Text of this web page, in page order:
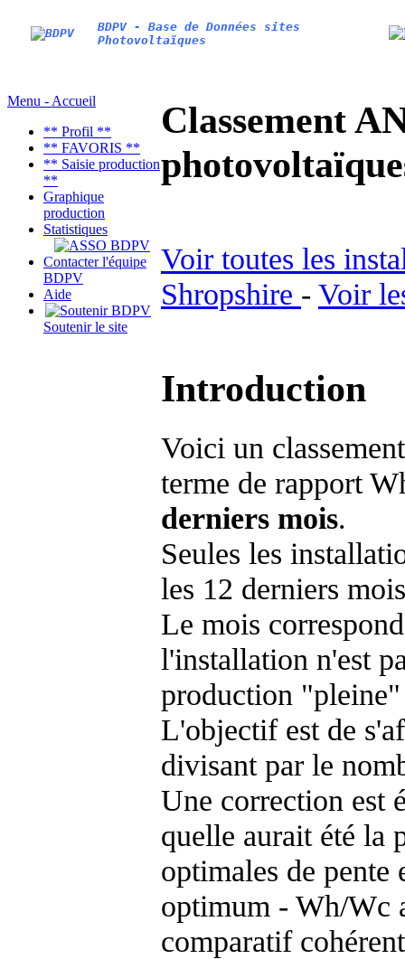
BDPV - Base de Données sites
Photovoltaïques
Menu - Accueil
** Profil **
** FAVORIS **
** Saisie production
**
Graphique
production
Statistiques
Contacter l'équipe
BDPV
Aide
Soutenir le site
Classement
Voir toutes les
Shropshire - Voir
Introduction
Voici un
terme de rapport
derniers mois.
Seules les
les 12 derniers
Le mois
l'installation n'est
production "pleine"
L'objectif est de
divisant par le
Une correction est
quelle aurait été la
optimales de
optimum - Wh/Wc
comparatif